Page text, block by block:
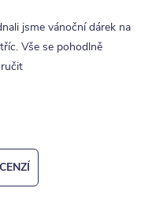
jsme vánoční dárek na
Vše se pohodlně